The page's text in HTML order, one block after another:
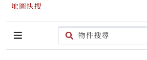
地圖快搜